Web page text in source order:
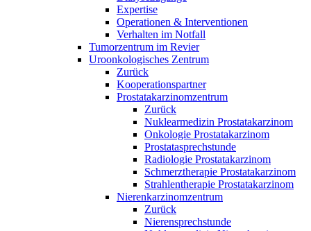
Expertise
Operationen & Interventionen
Verhalten im Notfall
Tumorzentrum im Revier
Uroonkologisches Zentrum
Zurück
Kooperationspartner
Prostatakarzinomzentrum
Zurück
Nuklearmedizin Prostatakarzinom
Onkologie Prostatakarzinom
Prostatasprechstunde
Radiologie Prostatakarzinom
Schmerztherapie Prostatakarzinom
Strahlentherapie Prostatakarzinom
Nierenkarzinomzentrum
Zurück
Nierensprechstunde